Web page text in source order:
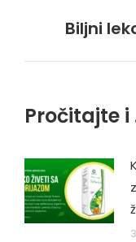
Biljni
Pročitajte i